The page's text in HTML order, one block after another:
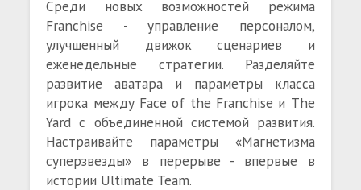
Среди новых возможностей режима
Franchise - управление персоналом,
улучшенный движок сценариев и
еженедельные стратегии. Разделяйте
развитие аватара и параметры класса
игрока между Face of the Franchise и The
Yard с объединенной системой развития.
Настраивайте параметры «Магнетизма
суперзвезды» в перерыве - впервые в
истории Ultimate Team.